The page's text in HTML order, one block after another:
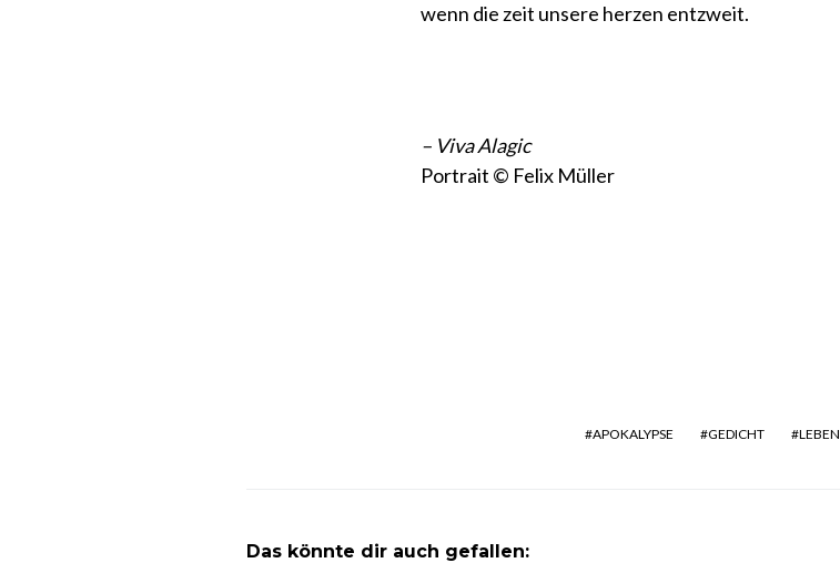
wenn die zeit unsere herzen entzweit.
– Viva Alagic
Portrait © Felix Müller
APOKALYPSE GEDICHT LEBEN
Das könnte dir auch gefallen: